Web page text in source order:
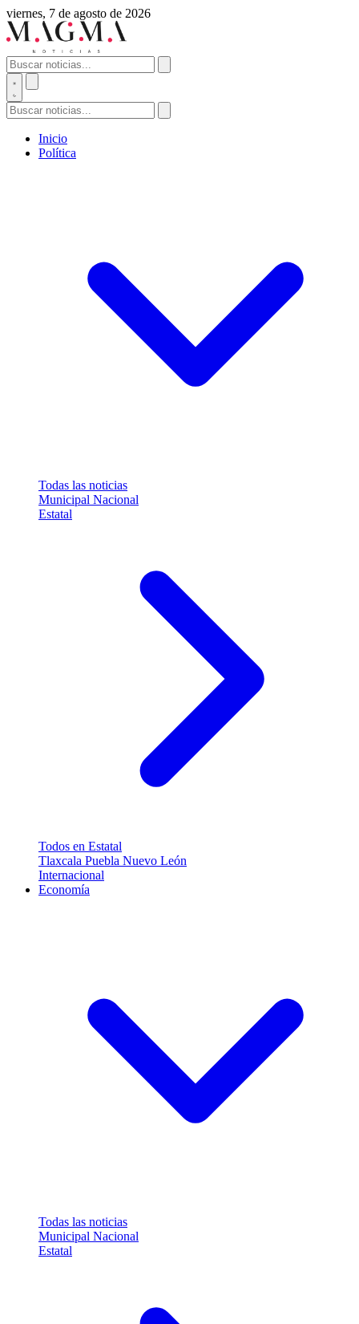
viernes, 7 de agosto de 2026
Inicio
Política
Todas las noticias
Municipal Nacional
Estatal
Todos en Estatal
Tlaxcala Puebla Nuevo León
Internacional
Economía
Todas las noticias
Municipal Nacional
Estatal